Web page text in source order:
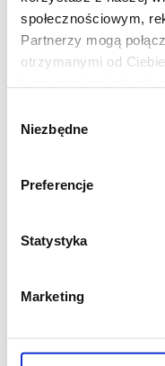
społecznościowym,
Partnerzy mogą
otrzymanymi od
zgody
Niezbędne
Preferencje
Statystyka
Marketing